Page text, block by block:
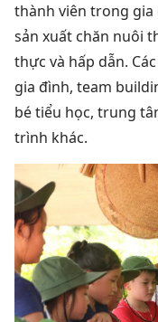
thành viên trong gia
sản xuất chăn nuôi
thực và hấp dẫn.
gia đình, team
bé tiểu học, trung
trình khác.